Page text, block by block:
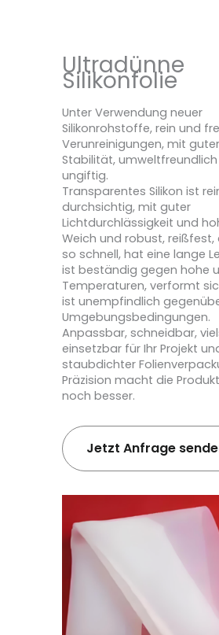
Ultradünne
Silikonfolie
Unter Verwendung neuer
Silikonrohstoffe, rein und
Verunreinigungen, mit
Stabilität,
ungiftig.
Transparentes Silikon ist
durchsichtig, mit guter
Lichtdurchlässigkeit und
Weich und robust,
so schnell, hat eine lange
ist beständig gegen hohe
Temperaturen, verformt
ist unempfindlich
Umgebungsbedingungen.
Anpassbar, schneidbar,
einsetzbar für Ihr Projekt
staubdichter
Präzision macht die
noch besser.
Jetzt Anfrage